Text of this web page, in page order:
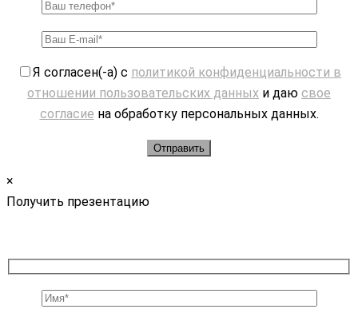
Я согласен(-а) с политикой конфиденциальности в
отношении пользовательских данных и даю свое
согласие на обработку персональных данных.
×
Получить презентацию